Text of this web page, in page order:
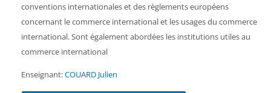
conventions internationales et des règlements européens
concernant le commerce international et les usages du commerce
international. Sont également abordées les institutions utiles au
commerce international
Enseignant:COUARD Julien